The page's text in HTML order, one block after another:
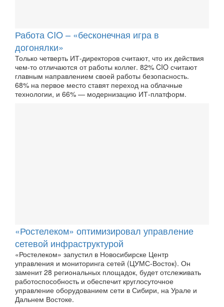
Работа CIO – «бесконечная игра в
догонялки»
Только четверть ИТ-директоров считают, что их действия
чем-то отличаются от работы коллег. 82% CIO считают
главным направлением своей работы безопасность.
68% на первое место ставят переход на облачные
технологии, и 66% — модернизацию ИТ-платформ.
«Ростелеком» оптимизировал управление
сетевой инфраструктурой
«Ростелеком» запустил в Новосибирске Центр
управления и мониторинга сетей (ЦУМС-Восток). Он
заменит 28 региональных площадок, будет отслеживать
работоспособность и обеспечит круглосуточное
управление оборудованием сети в Сибири, на Урале и
Дальнем Востоке.